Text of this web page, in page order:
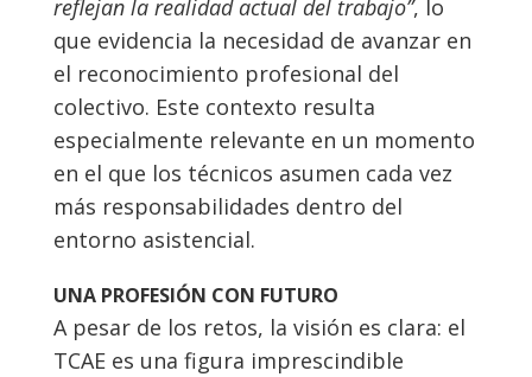
reflejan la realidad actual del trabajo”, lo
que evidencia la necesidad de avanzar en
el reconocimiento profesional del
colectivo. Este contexto resulta
especialmente relevante en un momento
en el que los técnicos asumen cada vez
más responsabilidades dentro del
entorno asistencial.
UNA PROFESIÓN CON FUTURO
A pesar de los retos, la visión es clara: el
TCAE es una figura imprescindible